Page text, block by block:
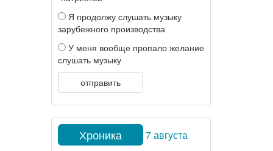
Я продолжу слушать музыку
зарубежного производства
У меня вообще пропало желание
слушать музыку
отправить
Хроника 7 августа